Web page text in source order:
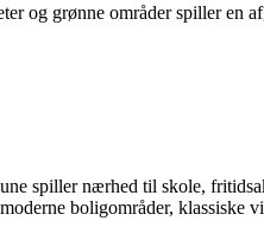
og grønne områder spiller en
spiller nærhed til skole,
boligområder,